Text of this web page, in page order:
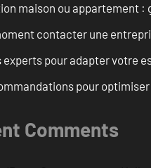
maison ou appartement
contacter une
experts pour adapter votre
pour
Comments